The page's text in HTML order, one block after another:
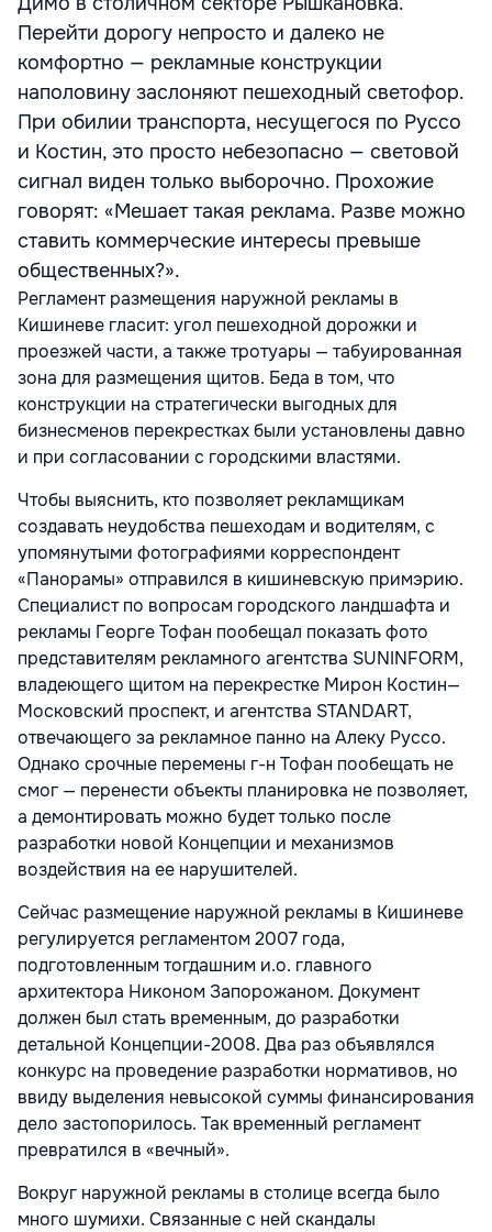
Перейти дорогу непросто и далеко не
комфортно — рекламные конструкции
наполовину заслоняют пешеходный светофор.
При обилии транспорта, несущегося по Руссо
и Костин, это просто небезопасно — световой
сигнал виден только выборочно. Прохожие
говорят: «Мешает такая реклама. Разве можно
ставить коммерческие интересы превыше
общественных?».
Регламент размещения наружной рекламы в
Кишиневе гласит: угол пешеходной дорожки и
проезжей части, а также тротуары — табуированная
зона для размещения щитов. Беда в том, что
конструкции на стратегически выгодных для
бизнесменов перекрестках были установлены давно
и при согласовании с городскими властями.
Чтобы выяснить, кто позволяет рекламщикам
создавать неудобства пешеходам и водителям, с
упомянутыми фотографиями корреспондент
«Панорамы» отправился в кишиневскую примэрию.
Специалист по вопросам городского ландшафта и
рекламы Георге Тофан пообещал показать фото
представителям рекламного агентства SUNINFORM,
владеющего щитом на перекрестке Мирон Костин—
Московский проспект, и агентства STANDART,
отвечающего за рекламное панно на Алеку Руссо.
Однако срочные перемены г-н Тофан пообещать не
смог — перенести объекты планировка не позволяет,
а демонтировать можно будет только после
разработки новой Концепции и механизмов
воздействия на ее нарушителей.
Сейчас размещение наружной рекламы в Кишиневе
регулируется регламентом 2007 года,
подготовленным тогдашним и.о. главного
архитектора Никоном Запорожаном. Документ
должен был стать временным, до разработки
детальной Концепции-2008. Два раз объявлялся
конкурс на проведение разработки нормативов, но
ввиду выделения невысокой суммы финансирования
дело застопорилось. Так временный регламент
превратился в «вечный».
Вокруг наружной рекламы в столице всегда было
много шумихи. Связанные с ней скандалы